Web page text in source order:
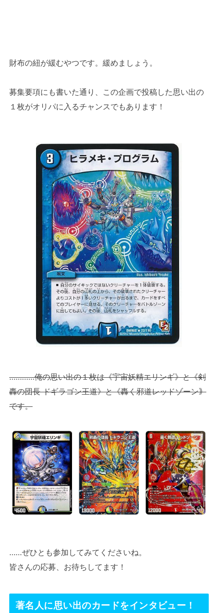
財布の紐が緩むやつです。緩めましょう。
募集要項にも書いた通り、この企画で投稿した思い出の
１枚がオリパに入るチャンスでもあります！
…………俺の思い出の１枚は《宇宙妖精エリンギ》と《剣
轟の団長 ドギラゴン王道》と《轟く邪道レッドゾーン｠
です。
……ぜひとも参加してみてくださいね。
皆さんの応募、お待ちしてます！
著名人に思い出のカードをインタビュー！